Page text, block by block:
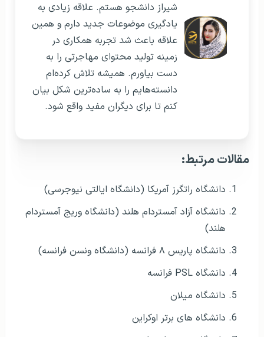
شیراز دانشجو هستم. علاقه زیادی به
یادگیری موضوعات جدید دارم و همین
علاقه باعث شد تجربه همکاری در
زمینه تولید محتوای مهاجرتی را به
دست بیاورم. همیشه تلاش کرده‌ام
دانسته‌هایم را به ساده‌ترین شکل بیان
کنم تا برای دیگران مفید واقع شود.
مقالات مرتبط:
دانشگاه راتگرز آمریکا (دانشگاه ایالتی نیوجرسی)
دانشگاه آزاد آمستردام هلند (دانشگاه وریج آمستردام
هلند)
دانشگاه پاریس ۸ فرانسه (دانشگاه ونسن فرانسه)
دانشگاه PSL فرانسه
دانشگاه میلان
دانشگاه های برتر اوکراین